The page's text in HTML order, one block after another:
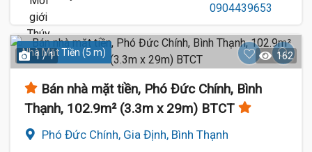
Nhà Mặt Tiền (5 m)
1 / 1 162
Bán nhà mặt tiền, Phó Đức Chính, Bình
Thạnh, 102.9m² (3.3m x 29m) BTCT
Phó Đức Chính, Gia Định, Bình Thạnh